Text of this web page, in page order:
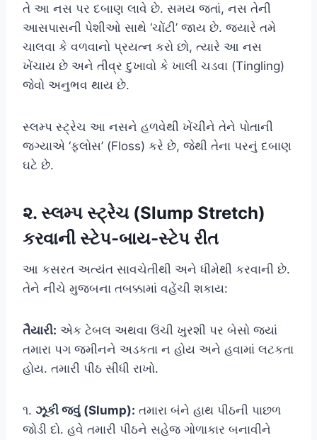
તે આ નસ પર દબાણ લાવે છે. સમય જતાં, નસ તેની
આસપાસની પેશીઓ સાથે ‘ચોંટી’ જાય છે. જ્યારે તમે
ચાલવા કે વળવાનો પ્રયત્ન કરો છો, ત્યારે આ નસ
ખેંચાય છે અને તીવ્ર દુખાવો કે ખાલી ચડવા (Tingling)
જેવો અનુભવ થાય છે.
સ્લમ્પ સ્ટ્રેચ આ નસને હળવેથી ખેંચીને તેને પોતાની
જગ્યાએ ‘ફ્લોસ’ (Floss) કરે છે, જેથી તેના પરનું દબાણ
ઘટે છે.
૨. સ્લમ્પ સ્ટ્રેચ (Slump Stretch)
કરવાની સ્ટેપ-બાય-સ્ટેપ રીત
આ કસરત અત્યંત સાવચેતીથી અને ધીમેથી કરવાની છે.
તેને નીચે મુજબના તબક્કામાં વહેંચી શકાય:
તૈયારી: એક ટેબલ અથવા ઉંચી ખુરશી પર બેસો જ્યાં
તમારા પગ જમીનને અડકતા ન હોય અને હવામાં લટકતા
હોય. તમારી પીઠ સીધી રાખો.
૧. ઝૂકી જવું (Slump): તમારા બંને હાથ પીઠની પાછળ
જોડી દો. હવે તમારી પીઠને સહેજ ગોળાકાર બનાવીને